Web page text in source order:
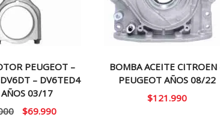
PEUGEOT –
– DV6TED4
03/17
El
$69.990El
BOMBA ACEITE CITROEN
PEUGEOT AÑOS 08/22
$121.990